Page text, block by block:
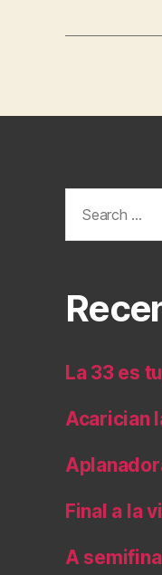
for:
La 33 es
Acarician
Final a la
A